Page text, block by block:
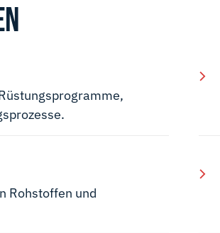
Rohstoffen und